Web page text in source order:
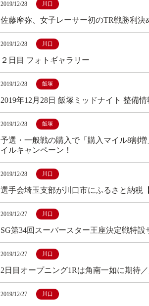
2019/12/28 川口
佐藤摩弥、女子レーサー初のTR戦勝利決
2019/12/28 川口
２日目 フォトギャラリー
2019/12/28 飯塚
2019年12月28日 飯塚ミッドナイト 整備
2019/12/28 飯塚
予選・一般戦の購入で「購入マイル8割
イルキャンペーン！
2019/12/28 川口
選手会埼玉支部が川口市にふるさと納税
2019/12/27 川口
SG第34回スーパースター王座決定戦特
2019/12/27 川口
2日目オープニング1Rは角南一如に期待
2019/12/27 川口